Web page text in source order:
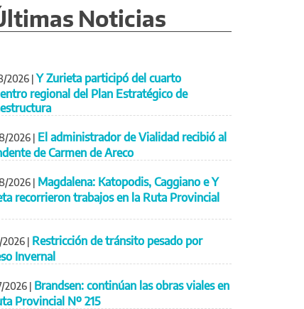
Noticias
2026 | Y Zurieta participó del cuarto
regional del Plan Estratégico de
2026 | El administrador de Vialidad recibió al
de Carmen de Areco
2026 | Magdalena: Katopodis, Caggiano e Y
recorrieron trabajos en la Ruta Provincial
2026 | Restricción de tránsito pesado por
Invernal
2026 | Brandsen: continúan las obras viales en
Provincial Nº 215